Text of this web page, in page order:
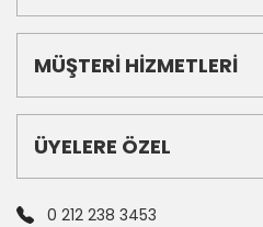
MÜŞTERİ HİZMETLERİ
ÜYELERE ÖZEL
0 212 238 3453